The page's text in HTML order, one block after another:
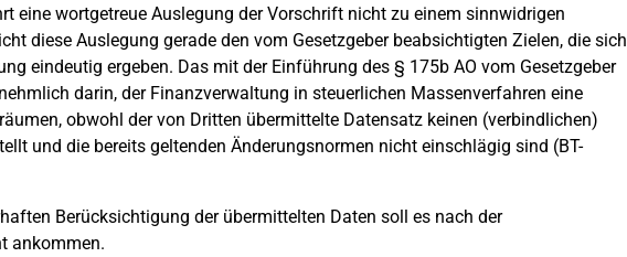
eine wortgetreue Auslegung der Vorschrift nicht zu einem sinnwidrigen
diese Auslegung gerade den vom Gesetzgeber beabsichtigten Zielen, die sich
eindeutig ergeben. Das mit der Einführung des § 175b AO vom Gesetzgeber
darin, der Finanzverwaltung in steuerlichen Massenverfahren eine
obwohl der von Dritten übermittelte Datensatz keinen (verbindlichen)
und die bereits geltenden Änderungsnormen nicht einschlägig sind (BT-
Berücksichtigung der übermittelten Daten soll es nach der
ankommen.